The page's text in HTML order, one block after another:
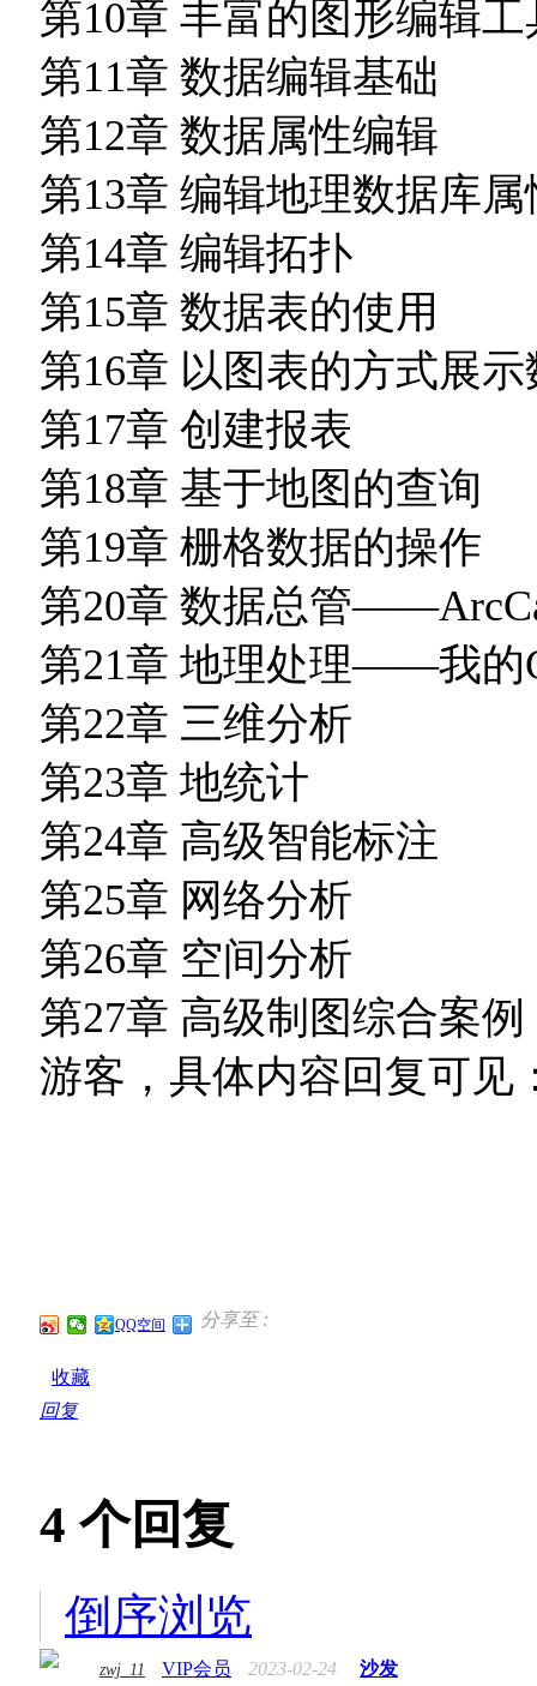
第10章 丰富的图形编辑工
第11章 数据编辑基础
第12章 数据属性编辑
第13章 编辑地理数据库属
第14章 编辑拓扑
第15章 数据表的使用
第16章 以图表的方式展示
第17章 创建报表
第18章 基于地图的查询
第19章 栅格数据的操作
第20章 数据总管
第21章 地理处理——我的
第22章 三维分析
第23章 地统计
第24章 高级智能标注
第25章 网络分析
第26章 空间分析
第27章 高级制图综合案例
游客，具体内容回复可见
分享至 :
QQ空间
收藏
回复
4 个回复
倒序浏览
zwj_11 VIP会员 2023-02-24 沙发